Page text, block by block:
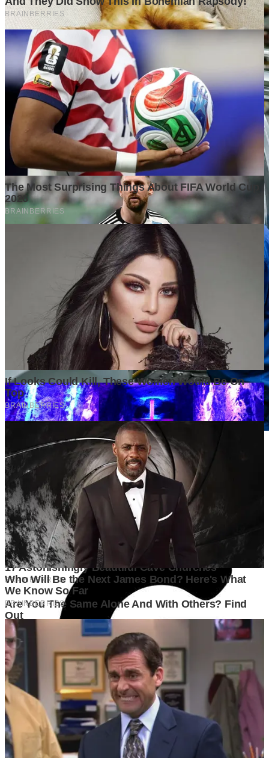
Mengapa Produksi Kendaraan Listrik Menjadi Kepentingan
Strategis Nasional Indonesia
1 month ago